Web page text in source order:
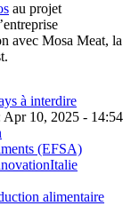
au projet
avec Mosa Meat, la
à interdire
Apr 10, 2025 - 14:54
(EFSA)
Italie
alimentaire